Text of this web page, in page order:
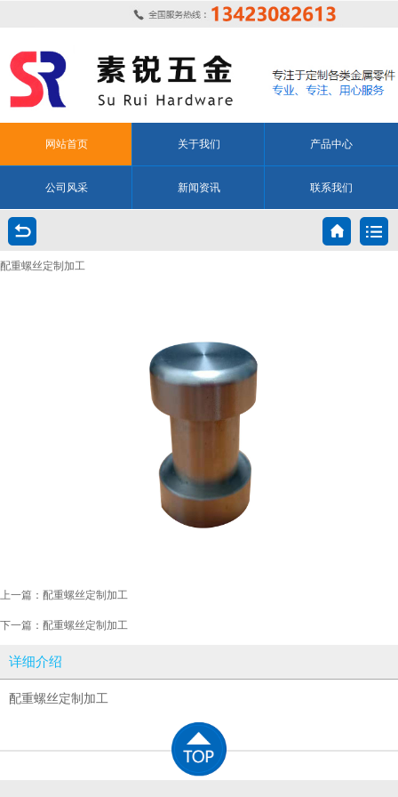
网站首页 关于我们 产品中心
公司风采 新闻资讯 联系我们
配重螺丝定制加工
上一篇： 配重螺丝定制加工
下一篇： 配重螺丝定制加工
详细介绍
配重螺丝定制加工